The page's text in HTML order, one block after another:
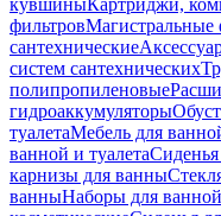
кувшиныКартриджи,
фильтровМагистральные
сантехнические
систем сантехнических
полипропиленовые
гидроаккумуляторы
туалетаМебель для
ванной и туалетаСиденья
карнизы для ванны
ванныНаборы для ванной